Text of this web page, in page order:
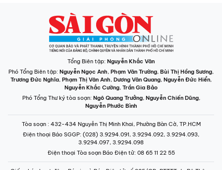
Tổng Biên tập: Nguyễn Khắc Văn
Phó Tổng Biên tập: Nguyễn Ngọc Anh, Phạm Văn Trường, Bùi Thị Hồng Sương,
Trương Đức Nghĩa, Phạm Thị Vân Anh, Dương Văn Quang, Nguyễn Đức Hiển,
Nguyễn Khắc Cường, Trần Gia Bảo
Phó Tổng Thư ký tòa soạn: Ngô Quang Trưởng, Nguyễn Chiến Dũng,
Nguyễn Phước Bình
Tòa soạn : 432-434 Nguyễn Thị Minh Khai, Phường Bàn Cờ, TP.HCM
Điện thoại Báo SGGP: (028) 3.9294.091, 3.9294.092, 3.9294.093,
3.9294.097, 3.9294.098
Điện thoại Tòa soạn Báo Điện tử: 08 65 11 22 55